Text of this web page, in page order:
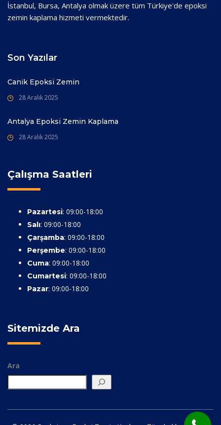
İstanbul, Bursa, Antalya olmak üzere tüm Türkiye'de epoksi
zemin kaplama hizmeti vermektedir.
Son Yazılar
Canik Epoksi Zemin
28 Aralık 2025
Antalya Epoksi Zemin Kaplama
28 Aralık 2025
Çalışma Saatleri
Pazartesi: 09:00-18:00
Salı: 09:00-18:00
Çarşamba: 09:00-18:00
Perşembe: 09:00-18:00
Cuma: 09:00-18:00
Cumartesi: 09:00-18:00
Pazar: 09:00-18:00
Sitemizde Ara
Ara